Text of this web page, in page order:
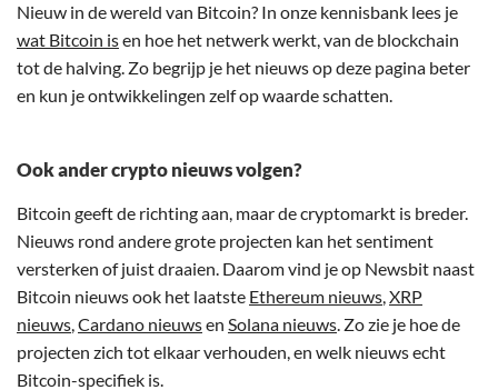
Nieuw in de wereld van Bitcoin? In onze kennisbank lees je
wat Bitcoin isen hoe het netwerk werkt, van de blockchain
tot de halving. Zo begrijp je het nieuws op deze pagina beter
en kun je ontwikkelingen zelf op waarde schatten.
Ook ander crypto nieuws volgen?
Bitcoin geeft de richting aan, maar de cryptomarkt is breder.
Nieuws rond andere grote projecten kan het sentiment
versterken of juist draaien. Daarom vind je op Newsbit naast
Bitcoin nieuws ook het laatste Ethereum nieuws,XRP
nieuws,Cardano nieuwsen Solana nieuws. Zo zie je hoe de
projecten zich tot elkaar verhouden, en welk nieuws echt
Bitcoin-specifiek is.